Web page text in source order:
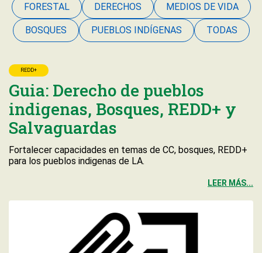
FORESTAL DERECHOS MEDIOS DE VIDA
BOSQUES PUEBLOS INDÍGENAS TODAS
REDD+
Guia: Derecho de pueblos
indigenas, Bosques, REDD+ y
Salvaguardas
Fortalecer capacidades en temas de CC, bosques, REDD+
para los pueblos indigenas de LA.
LEER MÁS...